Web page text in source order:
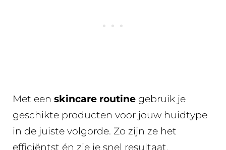
Met een skincare routine gebruik je
geschikte producten voor jouw huidtype
in de juiste volgorde. Zo zijn ze het
efficiëntst én zie je snel resultaat.